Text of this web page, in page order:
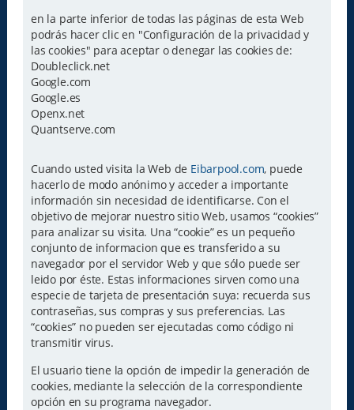
en la parte inferior de todas las páginas de esta Web
podrás hacer clic en "Configuración de la privacidad y
las cookies" para aceptar o denegar las cookies de:
Doubleclick.net
Google.com
Google.es
Openx.net
Quantserve.com
Cuando usted visita la Web de Eibarpool.com, puede
hacerlo de modo anónimo y acceder a importante
información sin necesidad de identificarse. Con el
objetivo de mejorar nuestro sitio Web, usamos “cookies”
para analizar su visita. Una “cookie” es un pequeño
conjunto de informacion que es transferido a su
navegador por el servidor Web y que sólo puede ser
leido por éste. Estas informaciones sirven como una
especie de tarjeta de presentación suya: recuerda sus
contraseñas, sus compras y sus preferencias. Las
“cookies” no pueden ser ejecutadas como código ni
transmitir virus.
El usuario tiene la opción de impedir la generación de
cookies, mediante la selección de la correspondiente
opción en su programa navegador.